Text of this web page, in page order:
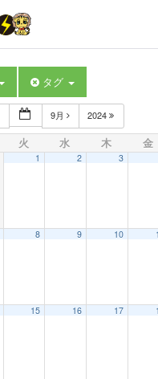
タグ
9月 2024
火 水 木 金
1 2 3
8 9 10
15 16 17